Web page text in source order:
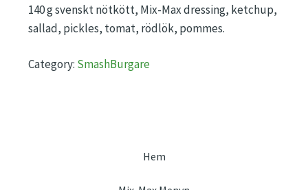
140 g svenskt nötkött, Mix-Max dressing, ketchup,
sallad, pickles, tomat, rödlök, pommes.
Category: SmashBurgare
Hem